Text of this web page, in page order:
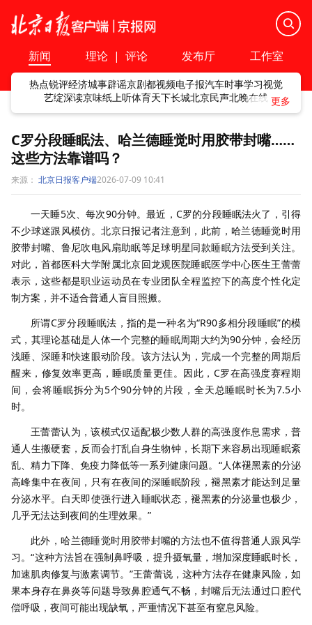
新闻 理论 | 评论 发布厅 工作室
热点锐评经济城事辟谣京剧都视频电子报汽车时事学习视觉
艺绽深读京味纸上听体育天下长城北京民声北晚在线
C罗分段睡眠法、哈兰德睡觉时用胶带封嘴……
这些方法靠谱吗？
来源： 北京日报客户端2026-07-09 10:41
一天睡5次、每次90分钟。最近， C罗的分段睡眠法火了，引得
不少球迷跟风模仿。北京日报记者注意到，此前，哈兰德睡觉时用
胶带封嘴、鲁尼吹电风扇助眠等足球明星同款睡眠方法受到关注。
对此，首都医科大学附属北京回龙观医院睡眠医学中心医生王蕾蕾
表示，这些都是职业运动员在专业团队全程监控下的高度个性化定
制方案，并不适合普通人盲目照搬。
所谓C罗分段睡眠法，指的是一种名为“R90多相分段睡眠”的模
式，其理论基础是人体一个完整的睡眠周期大约为90分钟，会经历
浅睡、深睡和快速眼动阶段。该方法认为，完成一个完整的周期后
醒来，修复效率更高，睡眠质量更佳。因此， C罗在高强度赛程期
间，会将睡眠拆分为5个90分钟的片段，全天总睡眠时长为7.5小
时。
王蕾蕾认为，该模式仅适配极少数人群的高强度作息需求，普
通人生搬硬套，反而会打乱自身生物钟，长期下来容易出现睡眠紊
乱、精力下降、免疫力降低等一系列健康问题。“人体褪黑素的分泌
高峰集中在夜间，只有在夜间的深睡眠阶段，褪黑素才能达到足量
分泌水平。白天即使强行进入睡眠状态，褪黑素的分泌量也极少，
几乎无法达到夜间的生理效果。”
此外，哈兰德睡觉时用胶带封嘴的方法也不值得普通人跟风学
习。“这种方法旨在强制鼻呼吸，提升摄氧量，增加深度睡眠时长，
加速肌肉修复与激素调节。”王蕾蕾说，这种方法存在健康风险，如
果本身存在鼻炎等问题导致鼻腔通气不畅，封嘴后无法通过口腔代
偿呼吸，夜间可能出现缺氧，严重情况下甚至有窒息风险。